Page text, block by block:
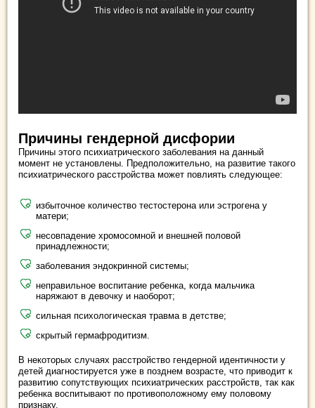
Причины гендерной дисфории
Причины этого психиатрического заболевания на данный
момент не установлены. Предположительно, на развитие такого
психиатрического расстройства может повлиять следующее:
избыточное количество тестостерона или эстрогена у
матери;
несовпадение хромосомной и внешней половой
принадлежности;
заболевания эндокринной системы;
неправильное воспитание ребенка, когда мальчика
наряжают в девочку и наоборот;
сильная психологическая травма в детстве;
скрытый гермафродитизм.
В некоторых случаях расстройство гендерной идентичности у
детей диагностируется уже в позднем возрасте, что приводит к
развитию сопутствующих психиатрических расстройств, так как
ребенка воспитывают по противоположному ему половому
признаку.